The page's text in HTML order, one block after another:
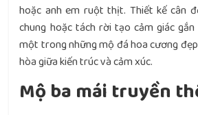
hoặc anh em ruột thịt. Thiết kế cân
chung hoặc tách rời tạo cảm giác
một trong những mộ đá hoa cương
hòa giữa kiến trúc và cảm xúc.
Mộ ba mái truyền